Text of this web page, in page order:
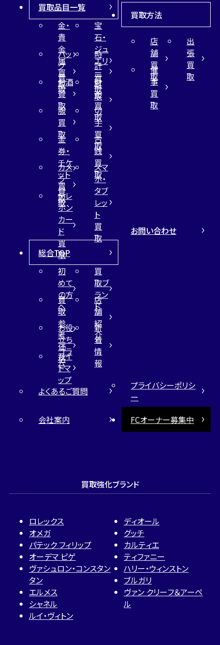
買取品目一覧
金・
貴
金
属
買
取
宝
石・
ジュ
エリ
ー
買
取
バッ
グ
買
取
時
計
買
取
お酒
買
取
財
布
買
取
服
買
取
切
手
買
取
金
券・
チケ
ット
買
取
古
銭
買
取
カメ
ラ
買
取
スマ
ホ・
タブ
レッ
ト
買
取
テレ
ホン
カー
ド
買
取
買取方法
店
舗
買
取
出
張
買
取
催
事
買
取
総合TOP
初
めて
の方
へ
買
取ブ
ラン
ド
買
取
参
考
価
格
店
舗
紹
介
お役
立ち
コラ
ム
新
着
情
報
サイ
トマ
ップ
お問い合わせ
よくあるご質問
プライバシーポリシ
ー
会社案内
FCオーナー募集中
買取強化ブランド
ロレックス
オメガ
パテック フィリップ
オーデマ ピゲ
ヴァシュロン・コンスタン
タン
エルメス
シャネル
ルイ・ヴィトン
ディオール
グッチ
カルティエ
ティファニー
ハリー・ウィンストン
ブルガリ
ヴァン クリーフ＆アーペ
ル